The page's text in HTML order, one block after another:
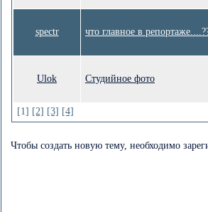
spectr что главное в
Ulok Студийное фото
[1] [2] [3] [4]
Чтобы создать новую тему, необходимо